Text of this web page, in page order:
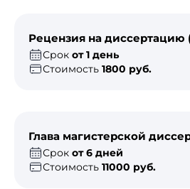
Рецензия на диссертацию
Срок от 1 день
Стоимость 1800 руб.
Глава магистерской
Срок от 6 дней
Стоимость 11000 руб.